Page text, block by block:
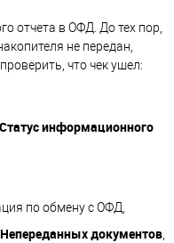
отчета в ОФД. До тех пор,
не передан,
что чек ушел:
информационного
по обмену с ОФД,
Непереданных документов